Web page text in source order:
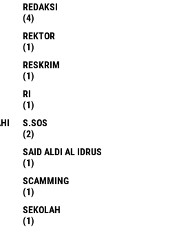
REDAKSI
(4)
REKTOR
(1)
RESKRIM
(1)
RI
(1)
S.SOS
(2)
SAID ALDI AL IDRUS
(1)
SCAMMING
(1)
SEKOLAH
(1)